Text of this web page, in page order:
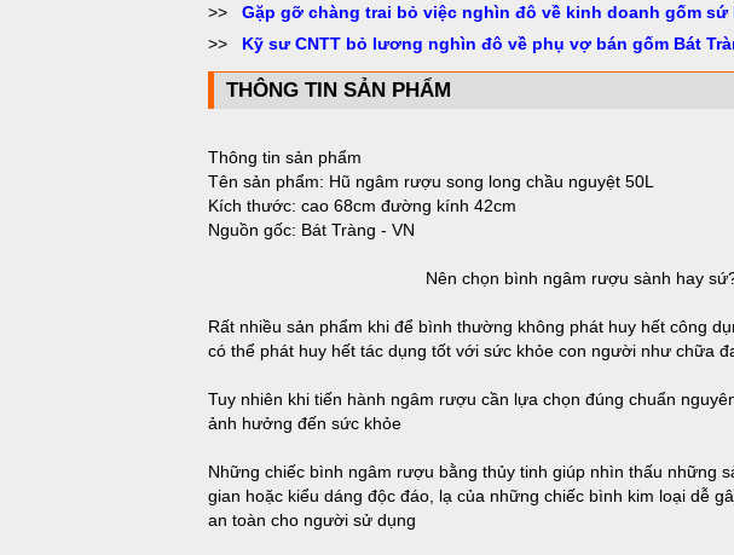
>> Gặp gỡ chàng trai bỏ việc nghìn đô về kinh doanh gốm sứ
>> Kỹ sư CNTT bỏ lương nghìn đô về phụ vợ bán gốm Bát
THÔNG TIN SẢN PHẨM
Thông tin sản phẩm
Tên sản phẩm: Hũ ngâm rượu song long chầu nguyệt 50L
Kích thước: cao 68cm đường kính 42cm
Nguồn gốc: Bát Tràng - VN
Nên chọn bình ngâm rượu sành hay
Rất nhiều sản phẩm khi để bình thường không phát huy hết công
có thể phát huy hết tác dụng tốt với sức khỏe con người như chữa
Tuy nhiên khi tiến hành ngâm rượu cần lựa chọn đúng chuẩn
ảnh hưởng đến sức khỏe
Những chiếc bình ngâm rượu bằng thủy tinh giúp nhìn thấu những
gian hoặc kiểu dáng độc đáo, lạ của những chiếc bình kim loại dễ
an toàn cho người sử dụng